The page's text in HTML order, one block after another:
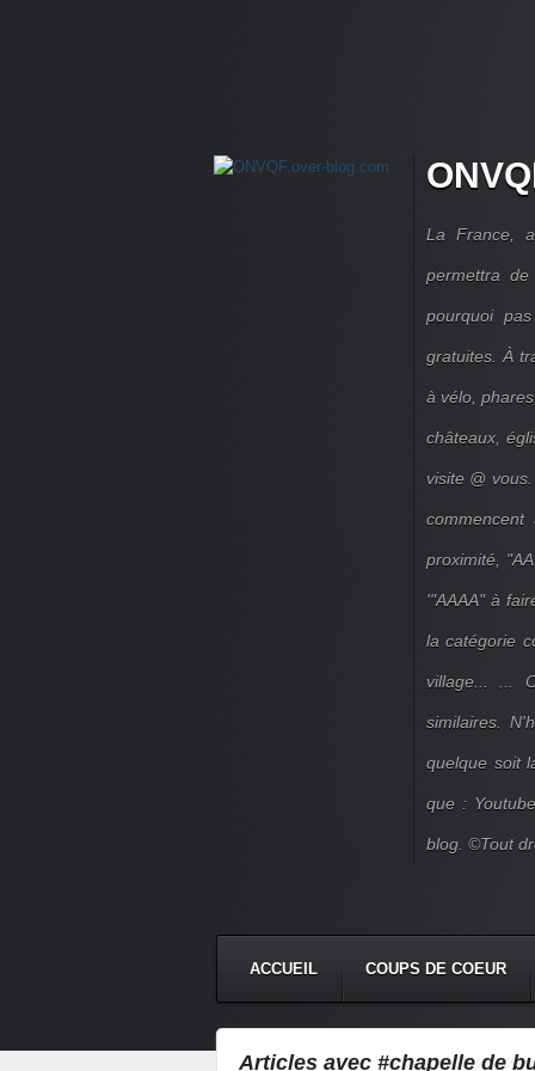
La France,
permettra
pourquoi
gratuites. À
à vélo,
châteaux,
visite @
proximité,
'"AAAA" à
la catégorie
village... ...
similaires.
quelque soit
que :
blog. ©Tout
ACCUEIL COUPS DE COEUR
Articles avec #chapelle de